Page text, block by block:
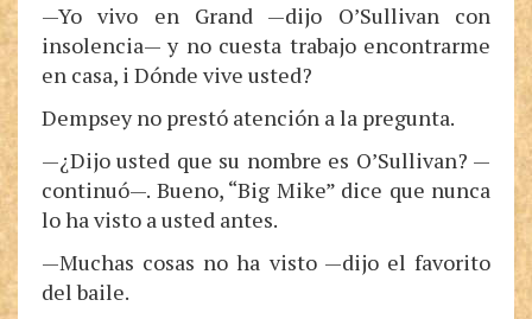
—Yo vivo en Grand —dijo O’Sullivan con
insolencia— y no cuesta trabajo encontrarme
en casa, i Dónde vive usted?
Dempsey no prestó atención a la pregunta.
—¿Dijo usted que su nombre es O’Sullivan? —
continuó—. Bueno, “Big Mike” dice que nunca
lo ha visto a usted antes.
—Muchas cosas no ha visto —dijo el favorito
del baile.